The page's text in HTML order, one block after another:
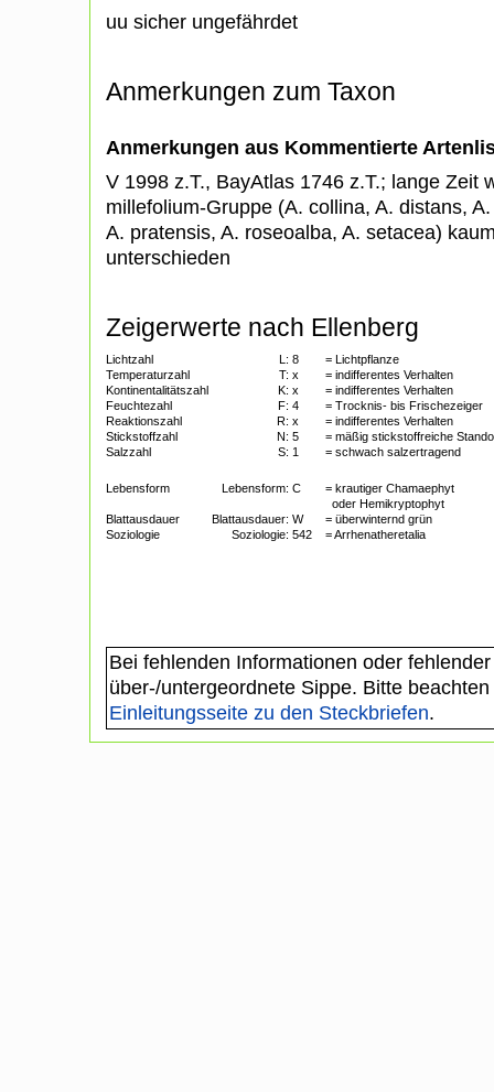
uu sicher ungefährdet
Anmerkungen zum Taxon
Anmerkungen aus Kommentierte
V 1998 z.T., BayAtlas 1746 z.T.; lange Zeit
millefolium-Gruppe (A. collina, A. distans,
A. pratensis, A. roseoalba, A. setacea)
unterschieden
Zeigerwerte nach Ellenberg
Lichtzahl L: 8
= Lichtpflanze
Temperaturzahl
T: x
= indifferentes Verhalten
Kontinentalitätszahl
K: x
= indifferentes Verhalten
Feuchtezahl
F: 4
= Trocknis- bis Frischezeiger
Reaktionszahl
R: x
= indifferentes Verhalten
Stickstoffzahl
N: 5
= mäßig stickstoffreiche
Salzzahl
S: 1 = schwach salzertragend
Lebensform Lebensform: C
= krautiger Chamaephyt
oder Hemikryptophyt
Blattausdauer
Blattausdauer: W
= überwinternd grün
Soziologie
Soziologie: 542 = Arrhenatheretalia
Bei fehlenden Informationen oder
über-/untergeordnete Sippe. Bitte
Einleitungsseite zu den Steckbriefen.